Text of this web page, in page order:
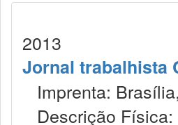
2013
Jornal trabalhista
Imprenta:
Descrição Física: